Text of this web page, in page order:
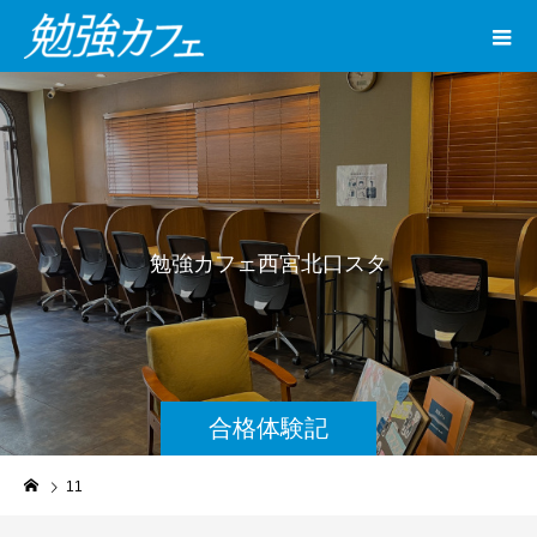
合格体験記
勉強カフェ西宮北口スタジオ で
11